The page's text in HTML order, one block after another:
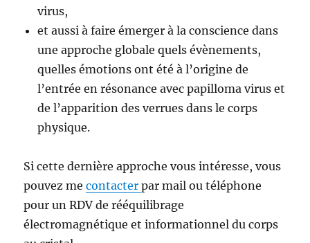
virus,
et aussi à faire émerger à la conscience dans
une approche globale quels évènements,
quelles émotions ont été à l’origine de
l’entrée en résonance avec papilloma virus et
de l’apparition des verrues dans le corps
physique.
Si cette dernière approche vous intéresse, vous
pouvez mecontacterpar mail ou téléphone
pour un RDV de rééquilibrage
électromagnétique et informationnel du corps